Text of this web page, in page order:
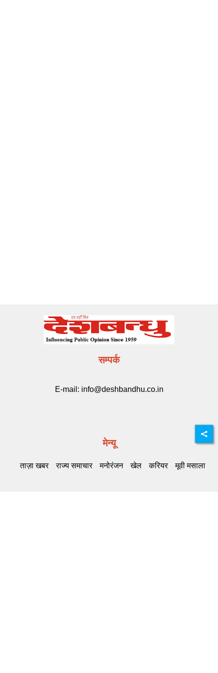
सम्पर्क
E-mail: info@deshbandhu.co.in
मेन्यू
ताज़ा खबर राज्य समाचार मनोरंजन खेल करियर मूवी मसाला